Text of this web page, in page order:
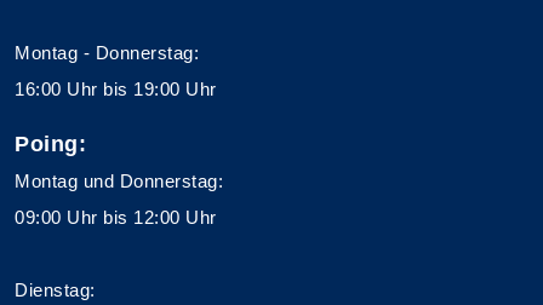
Montag - Donnerstag:
16:00 Uhr bis 19:00 Uhr
Poing:
Montag und Donnerstag:
09:00 Uhr bis 12:00 Uhr
Dienstag: